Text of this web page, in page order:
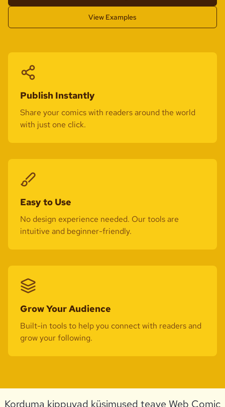
View Examples
Publish Instantly
Share your comics with readers around the world
with just one click.
Easy to Use
No design experience needed. Our tools are
intuitive and beginner-friendly.
Grow Your Audience
Built-in tools to help you connect with readers and
grow your following.
Korduma kippuvad küsimused teave Web Comic